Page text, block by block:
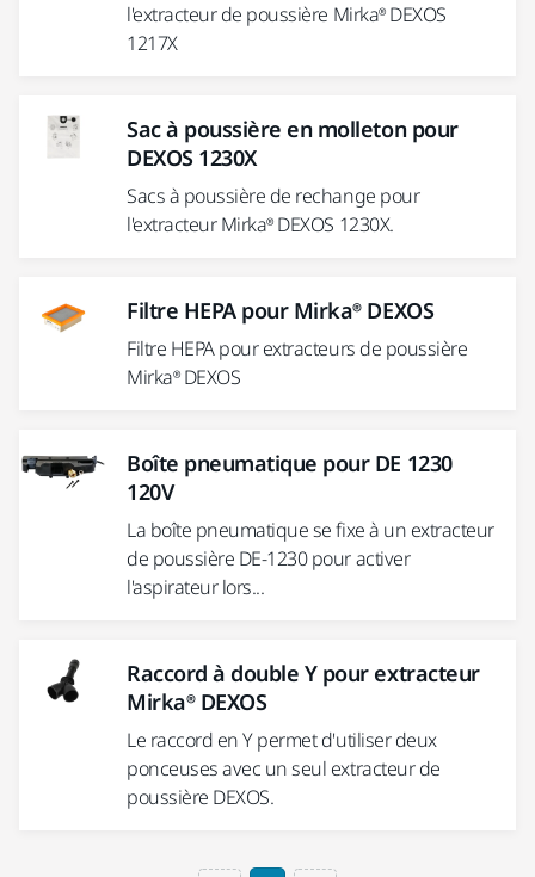
l'extracteur de poussière Mirka® DEXOS
1217X
Sac à poussière en molleton pour
DEXOS 1230X
Sacs à poussière de rechange pour
l'extracteur Mirka® DEXOS 1230X.
Filtre HEPA pour Mirka® DEXOS
Filtre HEPA pour extracteurs de poussière
Mirka® DEXOS
Boîte pneumatique pour DE 1230
120V
La boîte pneumatique se fixe à un extracteur
de poussière DE-1230 pour activer
l'aspirateur lors...
Raccord à double Y pour extracteur
Mirka® DEXOS
Le raccord en Y permet d'utiliser deux
ponceuses avec un seul extracteur de
poussière DEXOS.